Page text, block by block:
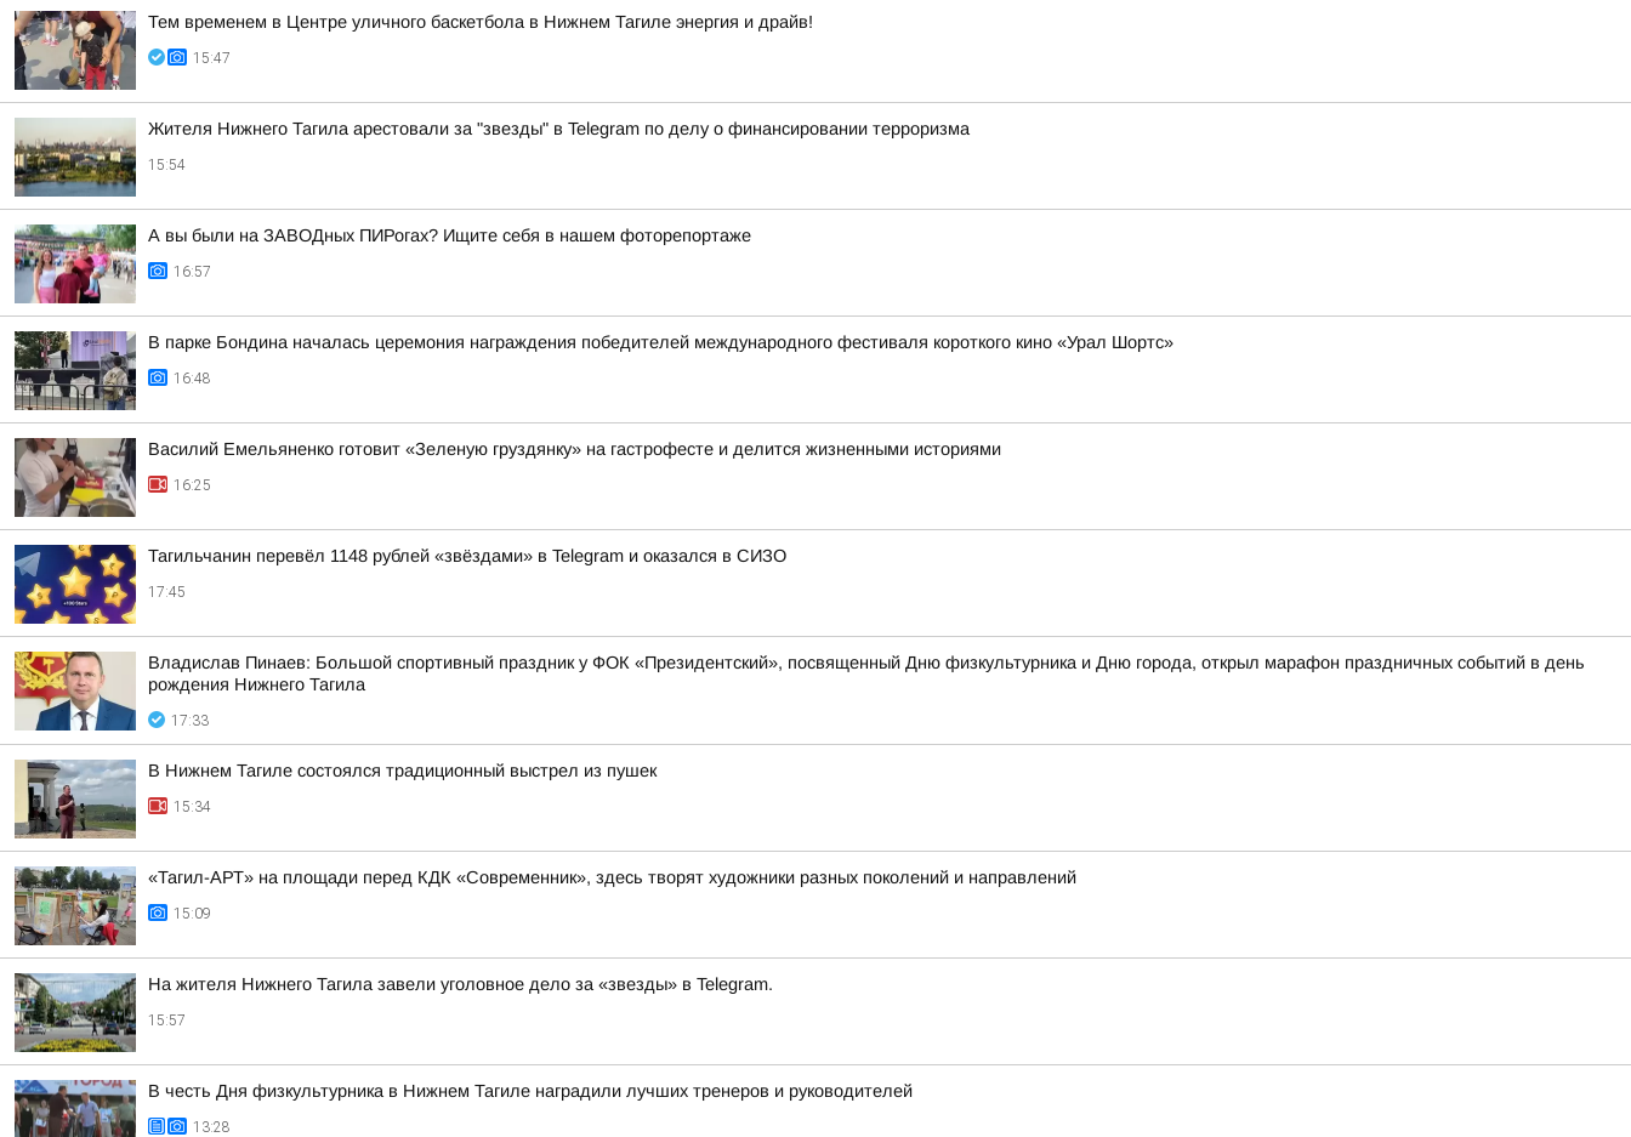
Тем временем в Центре уличного баскетбола в Нижнем Тагиле энергия и драйв!
15:47
Жителя Нижнего Тагила арестовали за "звезды" в Telegram по делу о финансировании терроризма
15:54
А вы были на ЗАВОДных ПИРогах? Ищите себя в нашем фоторепортаже
16:57
В парке Бондина началась церемония награждения победителей международного фестиваля короткого кино «Урал Шортс»
16:48
Василий Емельяненко готовит «Зеленую груздянку» на гастрофесте и делится жизненными историями
16:25
Тагильчанин перевёл 1148 рублей «звёздами» в Telegram и оказался в СИЗО
17:45
Владислав Пинаев: Большой спортивный праздник у ФОК «Президентский», посвященный Дню физкультурника и Дню города, открыл марафон праздничных событий в день
рождения Нижнего Тагила
17:33
В Нижнем Тагиле состоялся традиционный выстрел из пушек
15:34
«Тагил-АРТ» на площади перед КДК «Современник», здесь творят художники разных поколений и направлений
15:09
На жителя Нижнего Тагила завели уголовное дело за «звезды» в Telegram.
15:57
В честь Дня физкультурника в Нижнем Тагиле наградили лучших тренеров и руководителей
13:28